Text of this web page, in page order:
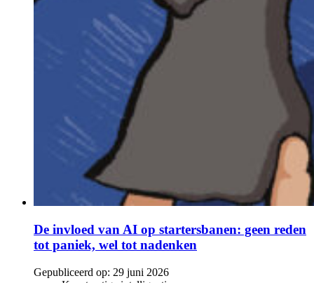
De invloed van AI op startersbanen: geen reden
tot paniek, wel tot nadenken
Gepubliceerd op: 29 juni 2026